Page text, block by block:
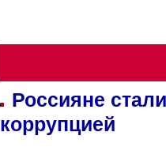
Россияне
коррупцией